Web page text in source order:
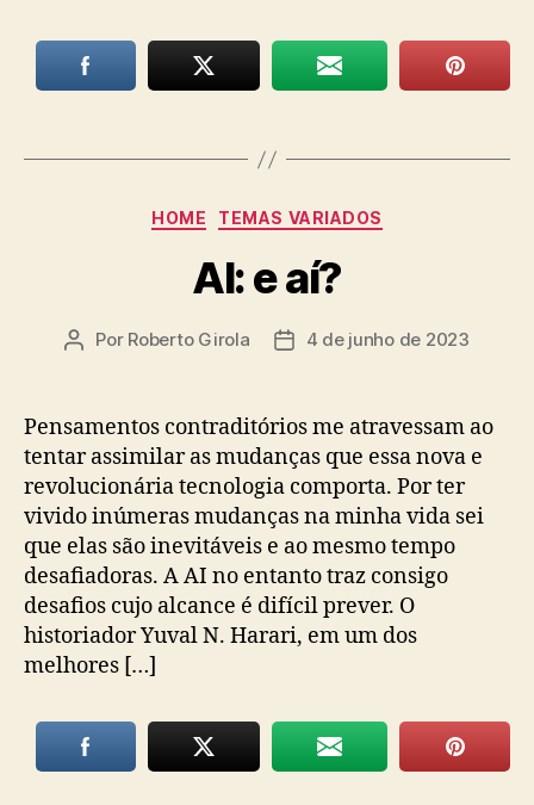
Categorias
HOME TEMAS VARIADOS
AI: e aí?
Autor
Por Roberto Girola
Data4 de junho de 2023
Pensamentos contraditórios me atravessam ao
tentar assimilar as mudanças que essa nova e
revolucionária tecnologia comporta. Por ter
vivido inúmeras mudanças na minha vida sei
que elas são inevitáveis e ao mesmo tempo
desafiadoras. A AI no entanto traz consigo
desafios cujo alcance é difícil prever. O
historiador Yuval N. Harari, em um dos
melhores […]